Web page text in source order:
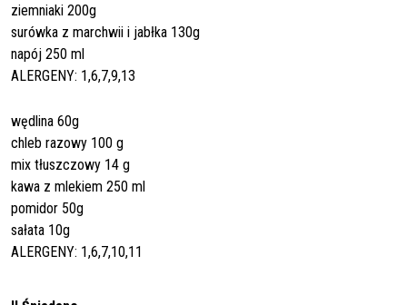
ziemniaki 200g
surówka z marchwii i jabłka 130g
napój 250 ml
ALERGENY: 1,6,7,9,13
wędlina 60g
chleb razowy 100 g
mix tłuszczowy 14 g
kawa z mlekiem 250 ml
pomidor 50g
sałata 10g
ALERGENY: 1,6,7,10,11